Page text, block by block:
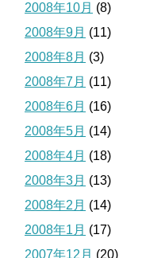
2008年10月 (8)
2008年9月 (11)
2008年8月 (3)
2008年7月 (11)
2008年6月 (16)
2008年5月 (14)
2008年4月 (18)
2008年3月 (13)
2008年2月 (14)
2008年1月 (17)
2007年12月 (20)